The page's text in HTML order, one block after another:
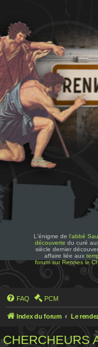
L'énigme de l'abbé
découverte du curé
siècle dernier
affaire liée aux
forum sur Rennes le
FAQ PCM
Index du forum Le
CHERCHEURS